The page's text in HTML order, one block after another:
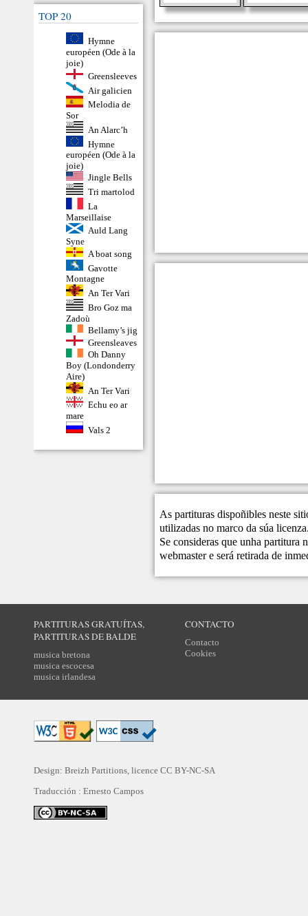
TOP 20
Hymne
européen (Ode à la
joie)
Greensleeves
Air galicien
Melodia de
Sor
An Alarc’h
Hymne
européen (Ode à la
joie)
Jingle Bells
Tri martolod
La
Marseillaise
Auld Lang
Syne
A boat song
Gavotte
Montagne
An Ter Vari
Bro Goz ma
Zadoù
Bellamy’s jig
Greensleaves
Oh Danny
Boy (Londonderry
Aire)
An Ter Vari
Echu eo ar
mare
Vals 2
As partituras dispoñibles neste
utilizadas no marco da súa
Se consideras que unha partitura
webmastere será retirada de
PARTITURAS GRATUÍTAS,
PARTITURAS DE BALDE
musica bretona
musica escocesa
musica irlandesa
CONTACTO
Contacto
Cookies
Design: Breizh Partitions, licence CC BY-NC-SA
Traducción : Ernesto Campos